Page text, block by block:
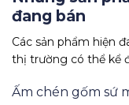
đang bán
Các sản phẩm hiện
thị trường có thể kể
Ấm chén gốm sứ